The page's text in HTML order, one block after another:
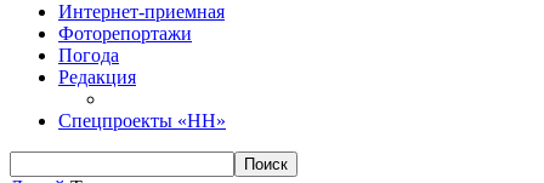
Интернет-приемная
Фоторепортажи
Погода
Редакция
Спецпроекты «НН»